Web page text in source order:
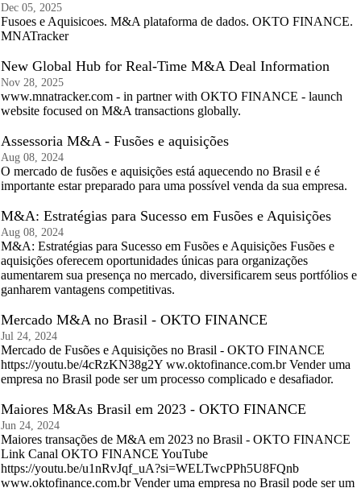
Dec 05, 2025
Fusoes e Aquisicoes. M&A plataforma de dados. OKTO FINANCE.
MNATracker
New Global Hub for Real-Time M&A Deal Information
Nov 28, 2025
www.mnatracker.com - in partner with OKTO FINANCE - launch
website focused on M&A transactions globally.
Assessoria M&A - Fusões e aquisições
Aug 08, 2024
O mercado de fusões e aquisições está aquecendo no Brasil e é
importante estar preparado para uma possível venda da sua empresa.
M&A: Estratégias para Sucesso em Fusões e Aquisições
Aug 08, 2024
M&A: Estratégias para Sucesso em Fusões e Aquisições Fusões e
aquisições oferecem oportunidades únicas para organizações
aumentarem sua presença no mercado, diversificarem seus portfólios e
ganharem vantagens competitivas.
Mercado M&A no Brasil - OKTO FINANCE
Jul 24, 2024
Mercado de Fusões e Aquisições no Brasil - OKTO FINANCE
https://youtu.be/4cRzKN38g2Y ww.oktofinance.com.br Vender uma
empresa no Brasil pode ser um processo complicado e desafiador.
Maiores M&As Brasil em 2023 - OKTO FINANCE
Jun 24, 2024
Maiores transações de M&A em 2023 no Brasil - OKTO FINANCE
Link Canal OKTO FINANCE YouTube
https://youtu.be/u1nRvJqf_uA?si=WELTwcPPh5U8FQnb
www.oktofinance.com.br Vender uma empresa no Brasil pode ser um